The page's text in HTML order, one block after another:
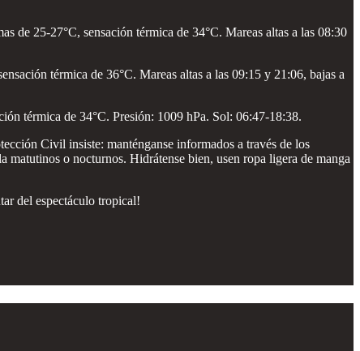
de 25-27°C, sensación térmica de 34°C. Mareas altas a las 08:30
térmica de 36°C. Mareas altas a las 09:15 y 21:06, bajas a
térmica de 34°C. Presión: 1009 hPa. Sol: 06:47-18:38.
Civil insiste: manténganse informados a través de los
o nocturnos. Hidrátense bien, usen ropa ligera de manga
del espectáculo tropical!